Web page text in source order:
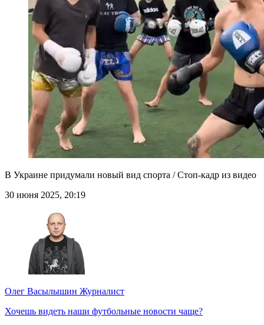
В Украине придумали новый вид спорта / Стоп-кадр из видео
30 июня 2025, 20:19
Олег Васылышин Журналист
Хочешь видеть наши футбольные новости чаще?